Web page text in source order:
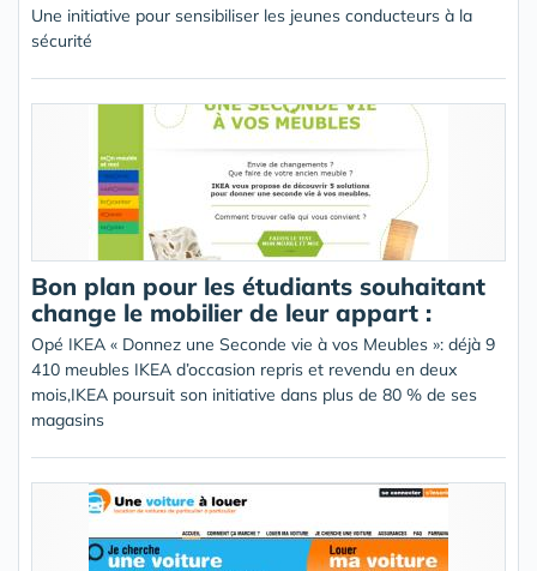
Une initiative pour sensibiliser les jeunes conducteurs à la
sécurité
Bon plan pour les étudiants souhaitant
change le mobilier de leur appart :
Opé IKEA « Donnez une Seconde vie à vos Meubles »: déjà 9
410 meubles IKEA d’occasion repris et revendu en deux
mois,IKEA poursuit son initiative dans plus de 80 % de ses
magasins